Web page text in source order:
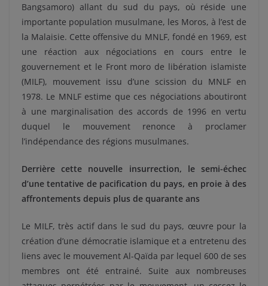
Bangsamoro) allant du sud du pays, où réside une
importante population musulmane, les Moros, à l’est de
la Malaisie. Cette offensive du MNLF, fondé en 1969, est
une réaction aux négociations en cours entre le
gouvernement et le Front moro de libération islamiste
(MILF), mouvement issu d’une scission du MNLF en
1978. Le MNLF estime que ces négociations aboutiront
à une marginalisation des accords de 1996 en vertu
duquel le mouvement renonce à proclamer
l’indépendance des régions musulmanes.
Derrière cette nouvelle insurrection, le semi-échec
d’une tentative de pacification du pays, en proie à des
affrontements depuis plus de quarante ans
Le MILF, très actif dans le sud du pays, œuvre pour la
création d’une démocratie islamique et a entretenu des
liens avec le mouvement Al-Qaïda par lequel 600 de ses
membres ont été entrainé. Suite aux nombreuses